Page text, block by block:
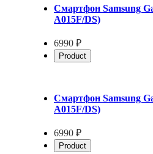
Смартфон Samsung
A015F/DS)
6990 ₽
Product
Смартфон Samsung
A015F/DS)
6990 ₽
Product